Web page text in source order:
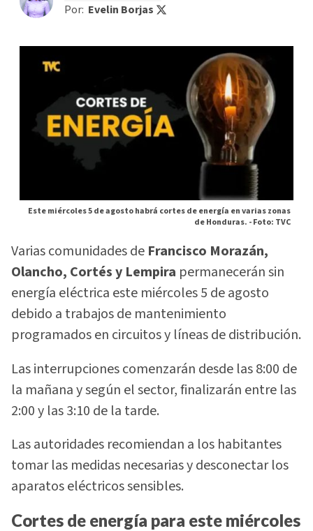
Por: Evelin Borjas
Este miércoles 5 de agosto habrá cortes de energía en varias zonas
de Honduras. -Foto: TVC
Varias comunidades de Francisco Morazán,
Olancho, Cortés y Lempira permanecerán sin
energía eléctrica este miércoles 5 de agosto
debido a trabajos de mantenimiento
programados en circuitos y líneas de distribución.
Las interrupciones comenzarán desde las 8:00 de
la mañana y según el sector, finalizarán entre las
2:00 y las 3:10 de la tarde.
Las autoridades recomiendan a los habitantes
tomar las medidas necesarias y desconectar los
aparatos eléctricos sensibles.
Cortes de energía para este miércoles